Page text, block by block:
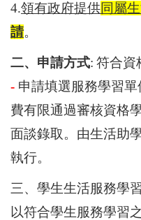
4.領有政府提供同屬
請。
二、申請方式: 符合資
- 申請填選服務學習單
費有限通過審核資格
面談錄取。由生活助
執行。
三、學生生活服務學
以符合學生服務學習